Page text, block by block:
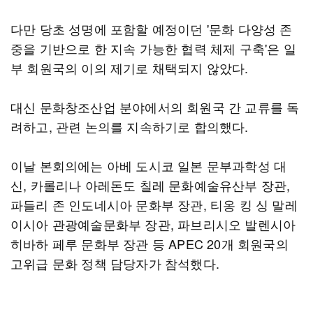
다만 당초 성명에 포함할 예정이던 '문화 다양성 존
중을 기반으로 한 지속 가능한 협력 체제 구축'은 일
부 회원국의 이의 제기로 채택되지 않았다.
대신 문화창조산업 분야에서의 회원국 간 교류를 독
려하고, 관련 논의를 지속하기로 합의했다.
이날 본회의에는 아베 도시코 일본 문부과학성 대
신, 카롤리나 아레돈도 칠레 문화예술유산부 장관,
파들리 존 인도네시아 문화부 장관, 티옹 킹 싱 말레
이시아 관광예술문화부 장관, 파브리시오 발렌시아
히바하 페루 문화부 장관 등 APEC 20개 회원국의
고위급 문화 정책 담당자가 참석했다.